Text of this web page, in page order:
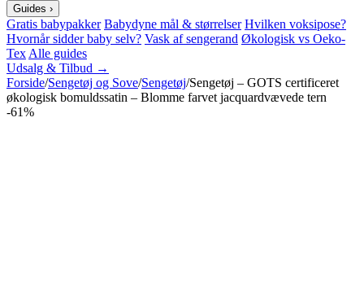
Guides ›
Gratis babypakker Babydyne mål & størrelser Hvilken voksipose?
Hvornår sidder baby selv? Vask af sengerand Økologisk vs Oeko-
Tex Alle guides
Udsalg & Tilbud →
Forside/Sengetøj og Sove/Sengetøj/Sengetøj – GOTS certificeret
økologisk bomuldssatin – Blomme farvet jacquardvævede tern
-61%